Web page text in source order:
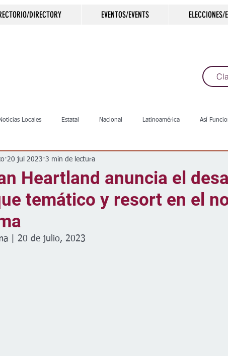
DIRECTORY EVENTOS/EVENTS ELECCIONES/
Noticias Locales Estatal Nacional Latinoamérica Así
Negocios Salud Arte & Cultura
Escuelas Calles Desamparados Carreteras
Heartland anuncia el
temático y resort en el
20 jul 2023 3 min de lectura
| 20 de julio, 2023